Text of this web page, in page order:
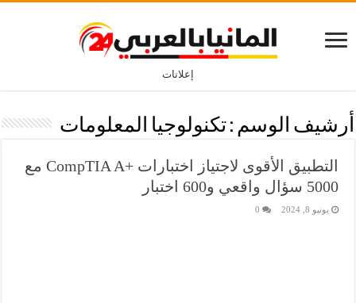
إعلانات
أرشيف الوسم :تكنولوجيا المعلومات
التطبيق الأقوى لاجتياز اختبارات +CompTIA A مع
5000 سؤال واقعي و600 اختبار
يونيو 8, 2024 0